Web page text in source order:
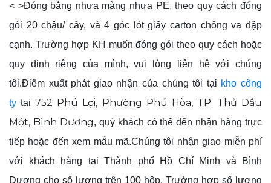
< >Đóng bằng nhựa màng nhựa PE, theo quy cách đóng
gói 20 chậu/ cây, và 4 góc lót giấy carton chống va đập
cạnh. Trường hợp KH muốn đóng gói theo quy cách hoặc
quy định riêng của mình, vui lòng liên hệ với chúng
tôi.Điểm xuất phát giao nhận của chúng tôi tại kho công
ty tại752 Phú Lợi, Phường Phú Hòa, TP. Thủ Dầu
Một, Bình Dương, quý khách có thể đến nhận hàng trực
tiếp hoặc đến xem mẫu mã.Chúng tôi nhận giao miễn phí
với khách hàng tại Thành phố Hồ Chí Minh và Bình
Dương cho số lượng trên 100 hộp. Trường hợp số lượng